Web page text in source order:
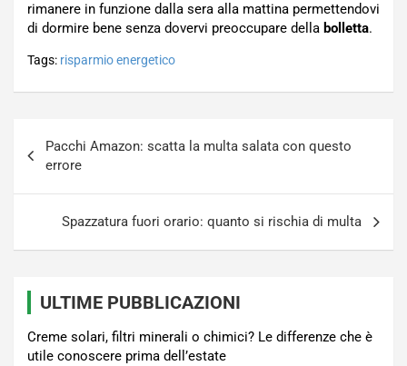
rimanere in funzione dalla sera alla mattina permettendovi
di dormire bene senza dovervi preoccupare della bolletta.
Tags: risparmio energetico
articoli
Pacchi Amazon: scatta la multa salata con questo
errore
Spazzatura fuori orario: quanto si rischia di multa
ULTIME PUBBLICAZIONI
Creme solari, filtri minerali o chimici? Le differenze che è
utile conoscere prima dell’estate